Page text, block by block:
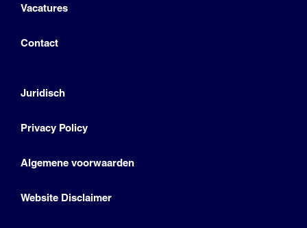
Vacatures
Contact
Juridisch
Privacy Policy
Algemene voorwaarden
Website Disclaimer